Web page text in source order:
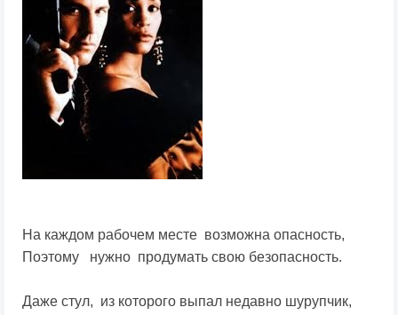
На каждом рабочем месте возможна опасность,
Поэтому нужно продумать свою безопасность.
Даже стул, из которого выпал недавно шурупчик,